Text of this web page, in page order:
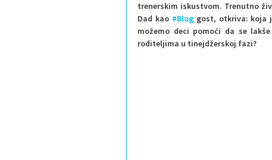
trenerskim iskustvom. Trenutno
Dad kao #Blog gost, otkriva: koja
možemo deci pomoći da se
roditeljima u tinejdžerskoj fazi?